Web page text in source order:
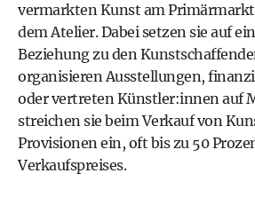
vermarkten Kunst am
dem Atelier. Dabei setzen sie auf
Beziehung zu den
organisieren Ausstellungen,
oder vertreten Künstler:innen auf
streichen sie beim Verkauf von
Provisionen ein, oft bis zu 50
Verkaufspreises.